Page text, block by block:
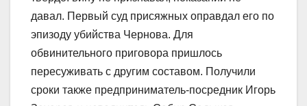
давал. Первый суд присяжных оправдал его по
эпизоду убийства Чернова. Для
обвинительного приговора пришлось
пересуживать с другим составом. Получили
сроки также предприниматель-посредник Игорь